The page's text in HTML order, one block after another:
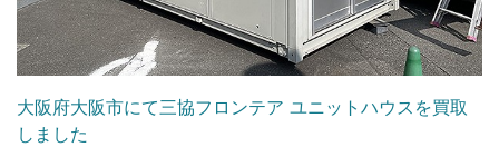
大阪府大阪市にて三協フロンテア ユニットハウスを買取
しました